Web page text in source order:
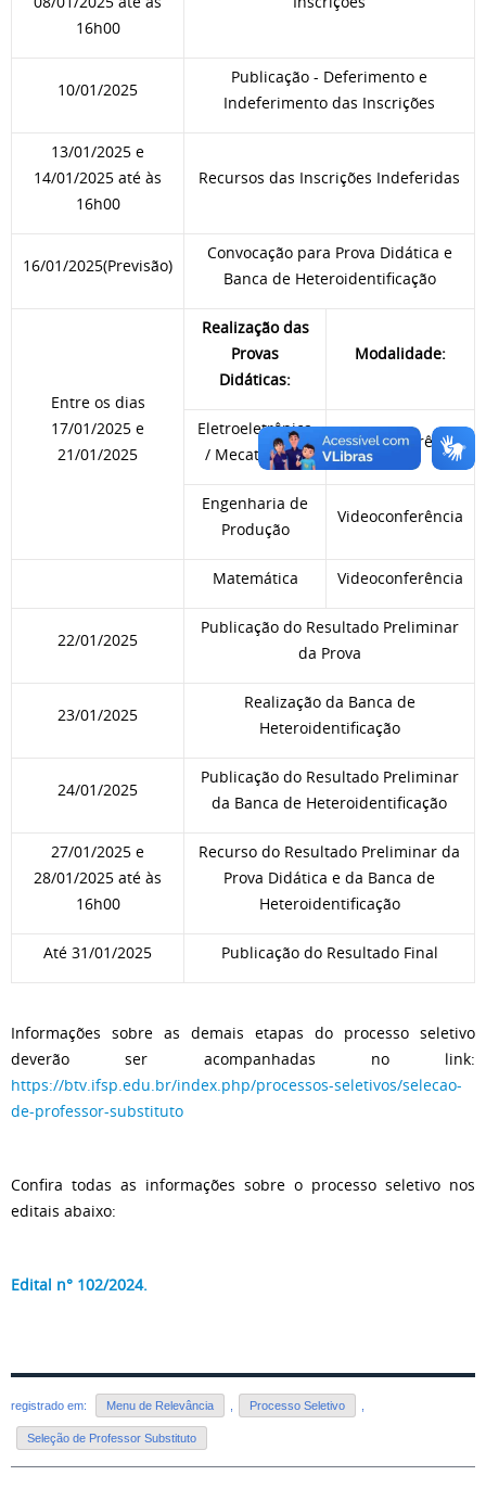
16h00
10/01/2025
Publicação - Deferimento e
Indeferimento das Inscrições
13/01/2025 e
14/01/2025 até às
16h00
Recursos das Inscrições Indeferidas
16/01/2025(Previsão)
Convocação para Prova Didática e
Banca de Heteroidentificação
Entre os dias
17/01/2025 e
21/01/2025
Realização das
Provas
Didáticas:
Modalidade:
Eletroeletrônica
/ Mecatrônica
Videoconferência
Engenharia de
Produção
Videoconferência
Matemática Videoconferência
22/01/2025
Publicação do Resultado Preliminar
da Prova
23/01/2025
Realização da Banca de
Heteroidentificação
24/01/2025
Publicação do Resultado Preliminar
da Banca de Heteroidentificação
27/01/2025 e
28/01/2025 até às
16h00
Recurso do Resultado Preliminar da
Prova Didática e da Banca de
Heteroidentificação
Até 31/01/2025 Publicação do Resultado Final
Informações sobre as demais etapas do processo seletivo
deverão ser acompanhadas no link:
https://btv.ifsp.edu.br/index.php/processos-seletivos/selecao-
de-professor-substituto
Confira todas as informações sobre o processo seletivo nos
editais abaixo:
Edital n° 102/2024.
registrado em: Menu de Relevância Processo Seletivo
Seleção de Professor Substituto